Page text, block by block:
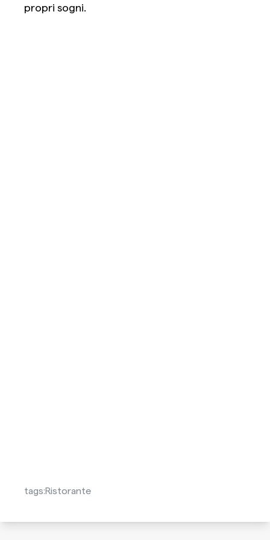
propri sogni.
tags:Ristorante